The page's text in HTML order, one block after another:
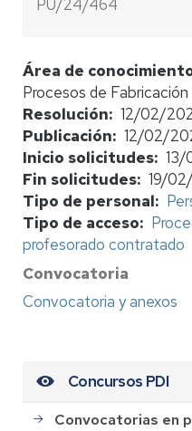
PU/24/464
Área de
Procesos de Fabricación
Resolución
12/02/
Publicación
12/02/
Inicio solicitudes
Fin solicitudes 19/
Tipo de personal
Tipo de acceso
profesorado contratado
Convocatoria
Convocatoria y anexos
Concursos PDI
Convocatorias en